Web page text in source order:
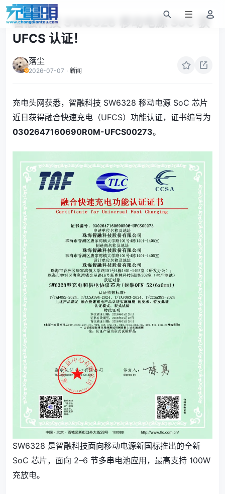
智融科技 SW6328 移动电源 SoC 获
UFCS 认证！
落尘
2026-07-07 · 新闻
充电头网获悉，智融科技 SW6328 移动电源 SoC 芯片
近日获得融合快速充电（UFCS）功能认证，证书编号为
0302647160690R0M-UFCS00273。
SW6328 是智融科技面向移动电源新国标推出的全新
SoC 芯片，面向 2–6 节多串电池应用，最高支持 100W
充放电。